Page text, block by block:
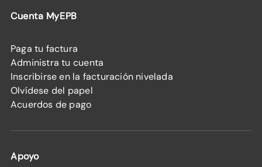
Cuenta MyEPB
Paga tu factura
Administra tu cuenta
Inscribirse en la facturación nivelada
Olvídese del papel
Acuerdos de pago
Apoyo